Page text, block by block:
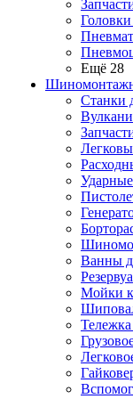
Ещё 28
Станки
Ванны
Мойки